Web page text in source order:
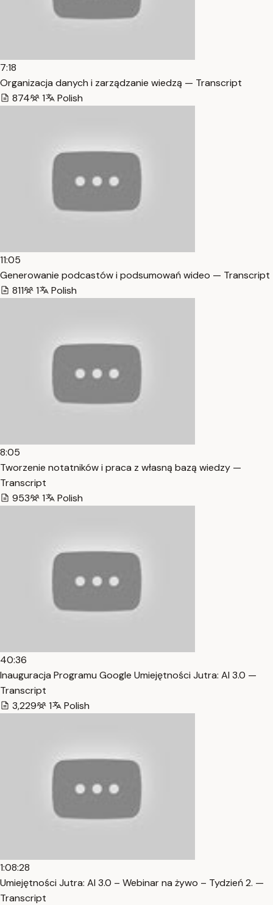
7:18
Organizacja danych i zarządzanie wiedzą — Transcript
874
1 Polish
11:05
Generowanie podcastów i podsumowań wideo — Transcript
811
1 Polish
8:05
Tworzenie notatników i praca z własną bazą wiedzy —
Transcript
953
1 Polish
40:36
Inauguracja Programu Google Umiejętności Jutra: AI 3.0 —
Transcript
3,229
1 Polish
1:08:28
Umiejętności Jutra: AI 3.0 – Webinar na żywo – Tydzień 2. —
Transcript